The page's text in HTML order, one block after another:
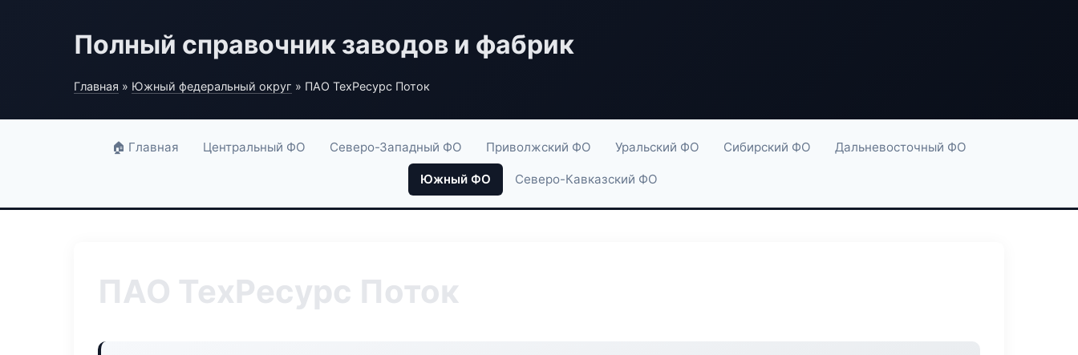
Полный справочник заводов и фабрик
Главная » Южный федеральный округ » ПАО ТехРесурс Поток
🏠 Главная Центральный ФО Северо-Западный ФО Приволжский ФО Уральский ФО Сибирский ФО Дальневосточный ФО
Южный ФО Северо-Кавказский ФО
ПАО ТехРесурс Поток